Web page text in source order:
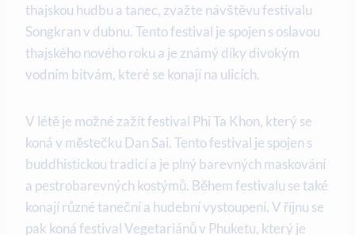
thajskou hudbu a tanec, zvažte návštěvu festivalu
Songkran v dubnu. Tento festival je spojen s oslavou
thajského nového roku a je známý díky divokým
vodním bitvám, které se konají na ulicích.
V létě je možné zažít festival Phi Ta Khon, který se
koná v městečku Dan Sai. Tento festival je spojen s
buddhistickou tradicí a je plný barevných maskování
a pestrobarevných kostýmů. Během festivalu se také
konají různé taneční a hudební vystoupení. V říjnu se
pak koná festival Vegetariánů v Phuketu, který je